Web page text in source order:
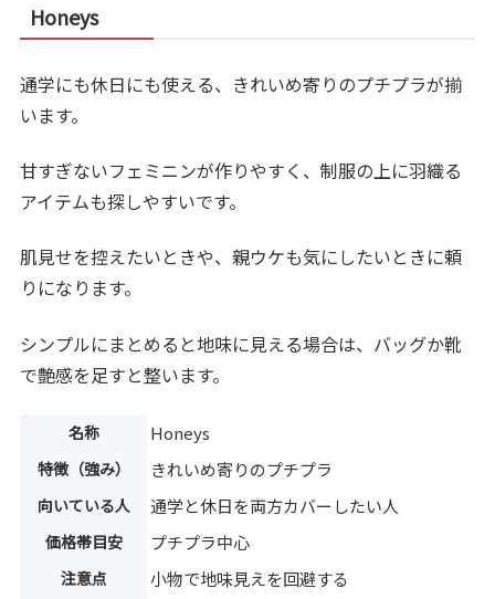
Honeys
通学にも休日にも使える、きれいめ寄りのプチプラが揃
います。
甘すぎないフェミニンが作りやすく、制服の上に羽織る
アイテムも探しやすいです。
肌見せを控えたいときや、親ウケも気にしたいときに頼
りになります。
シンプルにまとめると地味に見える場合は、バッグか靴
で艶感を足すと整います。
名称 Honeys
特徴（強み） きれいめ寄りのプチプラ
向いている人 通学と休日を両方カバーしたい人
価格帯目安 プチプラ中心
注意点 小物で地味見えを回避する